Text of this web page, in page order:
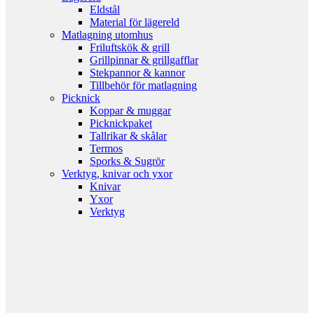
Eldstål
Material för lägereld
Matlagning utomhus
Friluftskök & grill
Grillpinnar & grillgafflar
Stekpannor & kannor
Tillbehör för matlagning
Picknick
Koppar & muggar
Picknickpaket
Tallrikar & skålar
Termos
Sporks & Sugrör
Verktyg, knivar och yxor
Knivar
Yxor
Verktyg